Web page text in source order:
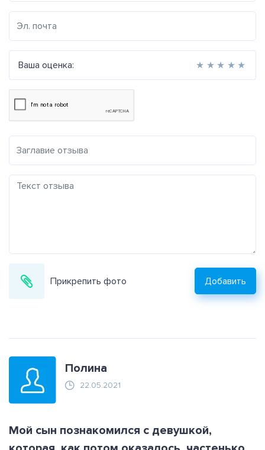
Ваша оценка: ★
★
★
★
★
Прикрепить фото Добавить
Полина
22.05.2021
Мой сын познакомился с девушкой,